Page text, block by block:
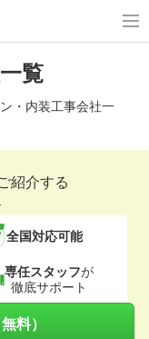
覧
・内装工事会社一
紹介する
全国対応可能
専任スタッフが
徹底サポート
料）